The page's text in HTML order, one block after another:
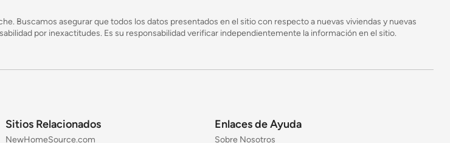
Buscamos asegurar que todos los datos presentados en el sitio con respecto a nuevas viviendas y nuevas
por inexactitudes. Es su responsabilidad verificar independientemente la información en el sitio.
Sitios Relacionados
NewHomeSource.com
Enlaces de Ayuda
Sobre Nosotros